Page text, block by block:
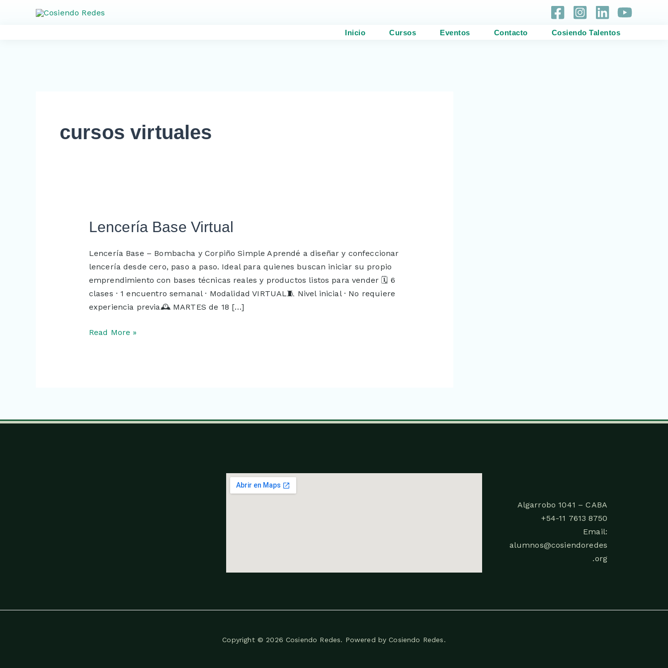
Inicio Cursos Eventos Contacto Cosiendo Talentos
cursos virtuales
Lencería Base Virtual
Lencería Base – Bombacha y Corpiño Simple Aprendé a diseñar y confeccionar
lencería desde cero, paso a paso. Ideal para quienes buscan iniciar su propio
emprendimiento con bases técnicas reales y productos listos para vender 🗓️ 6
clases · 1 encuentro semanal · Modalidad VIRTUAL🧵 Nivel inicial · No requiere
experiencia previa🕰️ MARTES de 18 […]
Lencería
Virtual
Read More »
Algarrobo 1041 – CABA
+54-11 7613 8750
Email:
alumnos@cosiendoredes
.org
Copyright © 2026 Cosiendo Redes. Powered by Cosiendo Redes.